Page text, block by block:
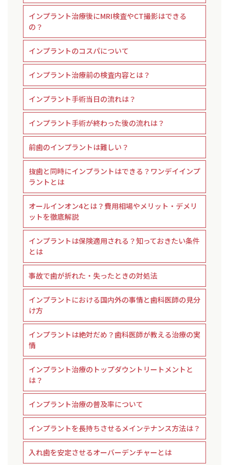
インプラント治療後にMRI検査やCT撮影はできる
の？
インプラントのコスパについて
インプラント治療前の検査内容とは？
インプラント手術当日の流れは？
インプラント手術が終わった後の流れは？
前歯のインプラントは難しい？
抜歯と同時にインプラントはできる？ワンデイインプ
ラントとは
オールインオン4とは？費用相場やメリット・デメリ
ットを徹底解説
インプラントは保険適用される？知っておきたい条件
とは
事故で歯が折れた・失ったときの対処法
インプラントにおける国内外の事情と歯科医師の見分
け方
インプラントは絶対だめ？歯科医師が教える治療の実
情
インプラント治療のトップダウントリートメントと
は？
インプラント治療の普及率について
インプラントを長持ちさせるメインテナンス方法は？
入れ歯を安定させるオーバーデンチャーとは